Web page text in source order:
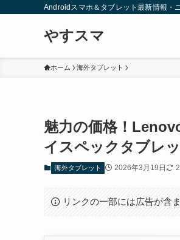
Androidスマホ＆タブレット最新情報・
やすスマ
ホーム 海外タブレット
魅力の価格！
イスペックタブレ
海外タブレット 2026年3月19日
リンクの一部には広告が含